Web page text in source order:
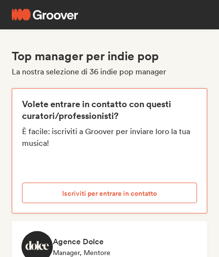
Top manager per indie pop
La nostra selezione di 36 indie pop manager
Volete entrare in contatto con questi
curatori/professionisti?
È facile: iscriviti a Groover per inviare loro la tua
musica!
Iscriviti per entrare in contatto
Agence Dolce
Manager, Mentore